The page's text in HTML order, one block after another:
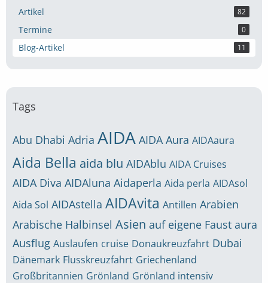
Artikel 82
Termine 0
Blog-Artikel 11
Tags
Abu Dhabi Adria AIDA AIDA Aura AIDAaura
Aida Bella aida blu AIDAblu AIDA Cruises
AIDA Diva AIDAluna Aidaperla Aida perla AIDAsol
Aida Sol AIDAstella AIDAvita Antillen Arabien
Arabische Halbinsel Asien auf eigene Faust aura
Ausflug Auslaufen cruise Donaukreuzfahrt Dubai
Dänemark Flusskreuzfahrt Griechenland
Großbritannien Grönland Grönland intensiv